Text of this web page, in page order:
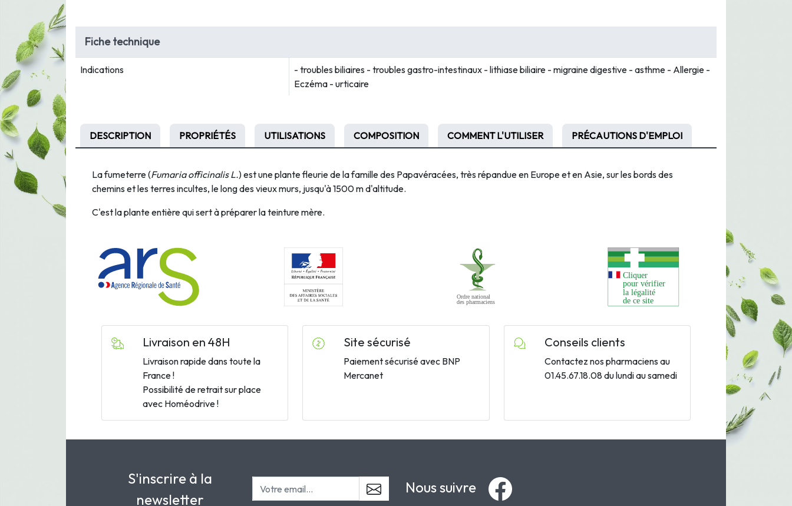
Fiche technique
Indications
- troubles biliaires - troubles gastro-intestinaux - lithiase biliaire - migraine digestive - asthme - Allergie -
Eczéma - urticaire
DESCRIPTION PROPRIÉTÉS UTILISATIONS COMPOSITION COMMENT L'UTILISER PRÉCAUTIONS D'EMPLOI
La fumeterre (Fumaria officinalis L.) est une plante fleurie de la famille des Papavéracées, très répandue en Europe et en Asie, sur les bords des
chemins et les terres incultes, le long des vieux murs, jusqu'à 1500 m d'altitude.
C'est la plante entière qui sert à préparer la teinture mère.
Livraison en 48H
Livraison rapide dans toute la
France !
Possibilité de retrait sur place
avec Homéodrive !
Site sécurisé
Paiement sécurisé avec BNP
Mercanet
Conseils clients
Contactez nos pharmaciens au
01.45.67.18.08 du lundi au samedi
S'inscrire à la
newsletter
Nous suivre